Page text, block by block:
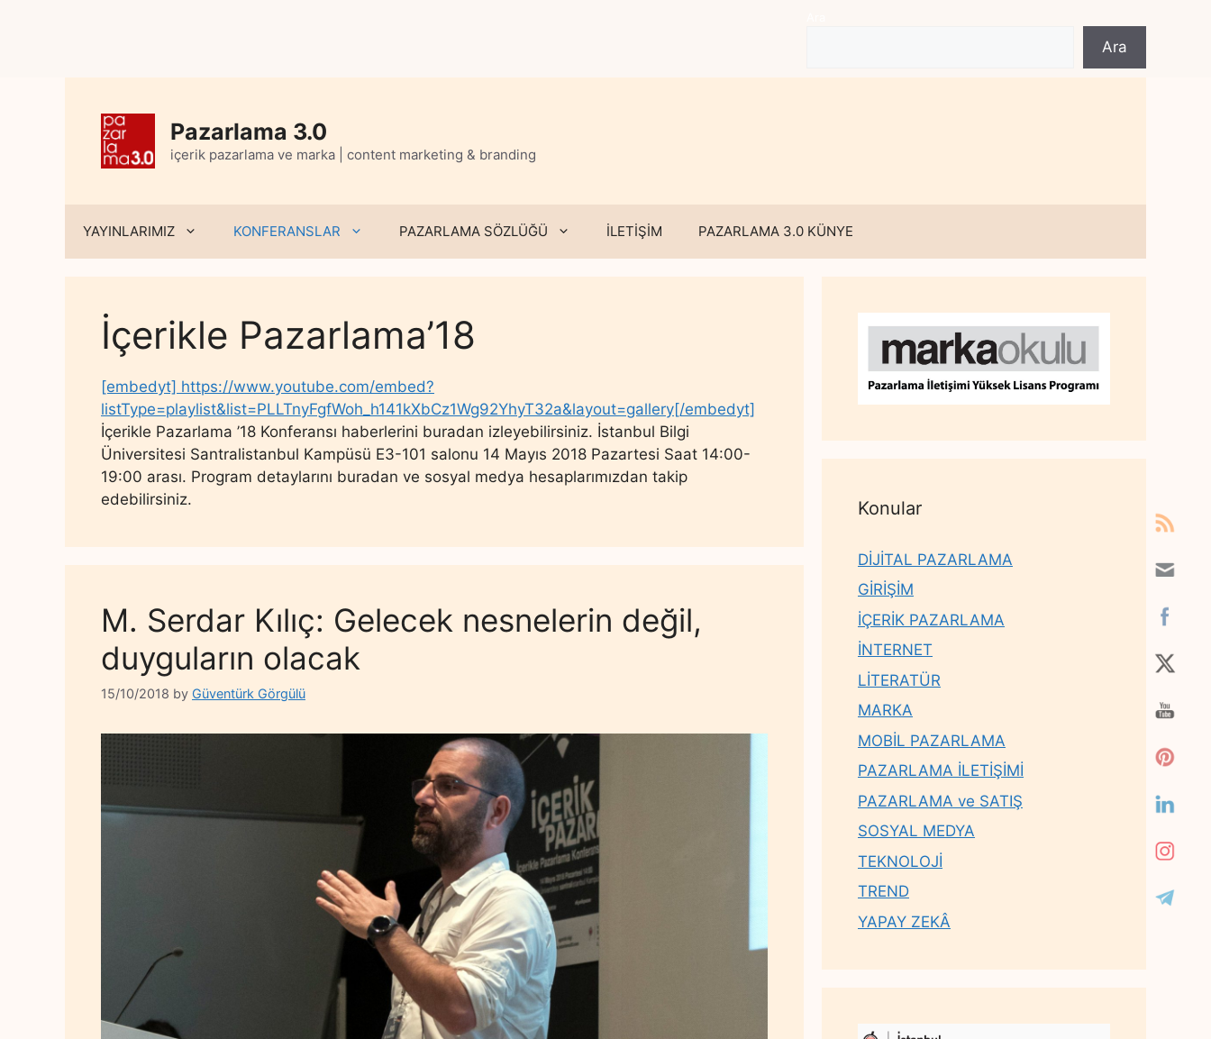
Ara
Pazarlama 3.0
içerik pazarlama ve marka | content marketing & branding
YAYINLARIMIZ KONFERANSLAR PAZARLAMA SÖZLÜĞÜ İLETİŞİM PAZARLAMA 3.0 KÜNYE
İçerikle Pazarlama’18
[embedyt] https://www.youtube.com/embed?
listType=playlist&list=PLLTnyFgfWoh_h141kXbCz1Wg92YhyT32a&layout=gallery[/embedyt]
İçerikle Pazarlama ’18 Konferansı haberlerini buradan izleyebilirsiniz. İstanbul Bilgi
Üniversitesi Santralistanbul Kampüsü E3-101 salonu 14 Mayıs 2018 Pazartesi Saat 14:00-
19:00 arası. Program detaylarını buradan ve sosyal medya hesaplarımızdan takip
edebilirsiniz.
M. Serdar Kılıç: Gelecek nesnelerin değil,
duyguların olacak
15/10/2018 by Güventürk Görgülü
Konular
DİJİTAL PAZARLAMA
GİRİŞİM
İÇERİK PAZARLAMA
İNTERNET
LİTERATÜR
MARKA
MOBİL PAZARLAMA
PAZARLAMA İLETİŞİMİ
PAZARLAMA ve SATIŞ
SOSYAL MEDYA
TEKNOLOJİ
TREND
YAPAY ZEKÂ